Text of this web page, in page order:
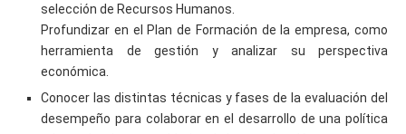
selección de Recursos Humanos.
Profundizar en el Plan de Formación de la empresa, como
herramienta de gestión y analizar su perspectiva
económica.
Conocer las distintas técnicas y fases de la evaluación del
desempeño para colaborar en el desarrollo de una política